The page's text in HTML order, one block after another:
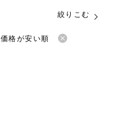
絞りこむ
価格が安い順